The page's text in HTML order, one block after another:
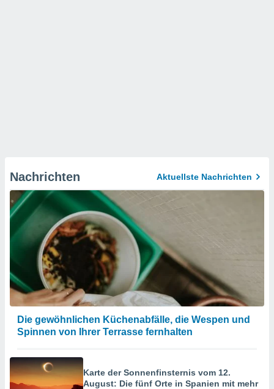
Nachrichten Aktuellste Nachrichten
Die gewöhnlichen Küchenabfälle, die Wespen und
Spinnen von Ihrer Terrasse fernhalten
Karte der Sonnenfinsternis vom 12.
August: Die fünf Orte in Spanien mit mehr